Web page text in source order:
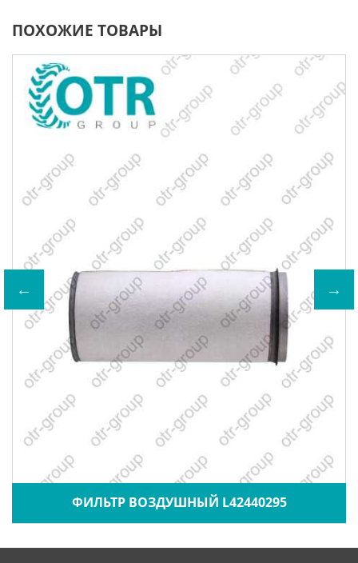
ПОХОЖИЕ ТОВАРЫ
ФИЛЬТР ВОЗДУШНЫЙ L42440295